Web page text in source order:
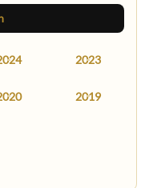
2023
2019